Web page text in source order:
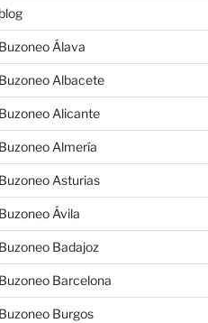
blog
Buzoneo Álava
Buzoneo Albacete
Buzoneo Alicante
Buzoneo Almería
Buzoneo Asturias
Buzoneo Ávila
Buzoneo Badajoz
Buzoneo Barcelona
Buzoneo Burgos